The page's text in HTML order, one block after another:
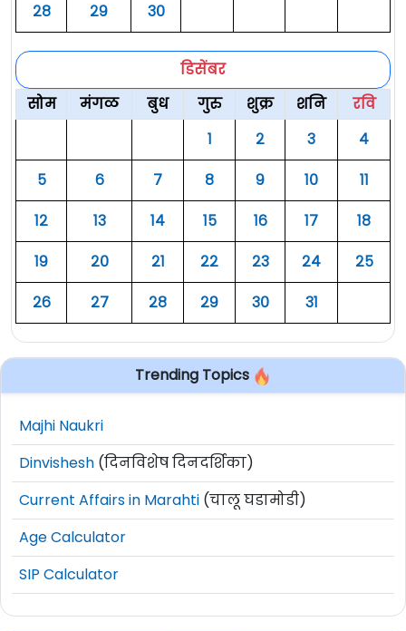
२८
२९ ३०
डिसेंबर
सोम
मंगळ बुध गुरु शुक्र शनि
रवि
१
२ ३
४
५
६ ७ ८ ९ १०
११
१२
१३ १४ १५ १६ १७
१८
१९
२० २१ २२ २३ २४
२५
२६
२७ २८ २९ ३० ३१
Trending Topics
Majhi Naukri
Dinvishesh (दिनविशेष दिनदर्शिका)
Current Affairs in Marahti (चालू घडामोडी)
Age Calculator
SIP Calculator